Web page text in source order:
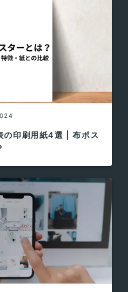
の印刷用紙4選 | 布ポス